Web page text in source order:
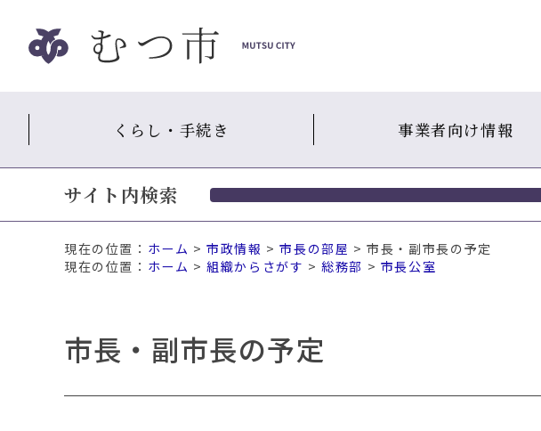
ッ
くらし・手続き 事業者向け情報
サイト内検索
現在の位置： ホーム >市政情報 >市長の部屋 > 市長・副市長の予定
ホーム >組織からさがす >総務部 > 市長公室
市長・副市長の予定